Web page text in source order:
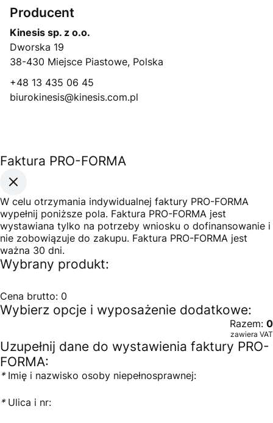
Producent
Kinesis sp. z o.o.
Dworska 19
38-430 Miejsce Piastowe, Polska
+48 13 435 06 45
biurokinesis@kinesis.com.pl
Faktura PRO-FORMA
W celu otrzymania indywidualnej faktury PRO-FORMA
wypełnij poniższe pola. Faktura PRO-FORMA jest
wystawiana tylko na potrzeby wniosku o dofinansowanie i
nie zobowiązuje do zakupu. Faktura PRO-FORMA jest
ważna 30 dni.
Wybrany produkt:
Cena brutto: 0
Wybierz opcje i wyposażenie dodatkowe:
Razem: 0
zawiera VAT
Uzupełnij dane do wystawienia faktury PRO-
FORMA:
*Imię i nazwisko osoby niepełnosprawnej:
*Ulica i nr: